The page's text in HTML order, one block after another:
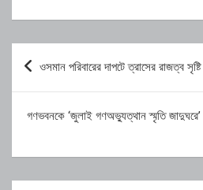
Post
ওসমান পরিবারের দাপটে ত্রাসের রাজত্ব
গণভবনকে ‘জুলাই গণঅভ্যুত্থান স্মৃতি